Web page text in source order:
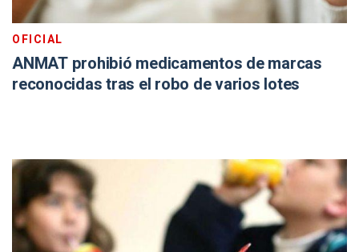
OFICIAL
ANMAT prohibió medicamentos de marcas
reconocidas tras el robo de varios lotes